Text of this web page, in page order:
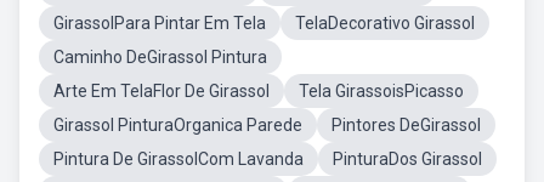
GirassolPara Pintar Em Tela
TelaDecorativo Girassol
Caminho DeGirassol Pintura
Arte Em TelaFlor De Girassol
Tela GirassoisPicasso
Girassol PinturaOrganica Parede
Pintores DeGirassol
Pintura De GirassolCom Lavanda
PinturaDos Girassol